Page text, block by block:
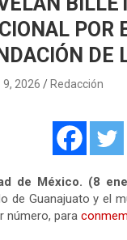
POR
DE
2026 Redacción
de México. (8
de Guanajuato y el
número, para